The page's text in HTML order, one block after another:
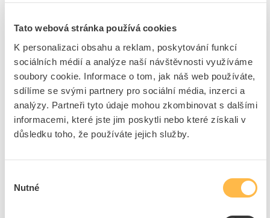
Tato webová stránka používá cookies
K personalizaci obsahu a reklam, poskytování funkcí
sociálních médií a analýze naší návštěvnosti využíváme
soubory cookie. Informace o tom, jak náš web používáte,
sdílíme se svými partnery pro sociální média, inzerci a
analýzy. Partneři tyto údaje mohou zkombinovat s dalšími
informacemi, které jste jim poskytli nebo které získali v
důsledku toho, že používáte jejich služby.
souhlasu
Nutné
ks do košíku
Přidat k porovnání
5 dní 269 ks
STEAB Spojka PAGURO 5660/4/2 gelová se svorkou
3x6,0mm² IP68
Kód ELFETEX
11.311.065
Kód výrobce
1005625
Cena s DPH 1 515,61 Kč/ks